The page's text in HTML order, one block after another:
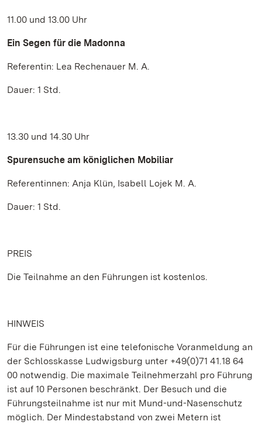
11.00 und 13.00 Uhr
Ein Segen für die Madonna
Referentin: Lea Rechenauer M. A.
Dauer: 1 Std.
13.30 und 14.30 Uhr
Spurensuche am königlichen Mobiliar
Referentinnen: Anja Klün, Isabell Lojek M. A.
Dauer: 1 Std.
PREIS
Die Teilnahme an den Führungen ist kostenlos.
HINWEIS
Für die Führungen ist eine telefonische Voranmeldung an
der Schlosskasse Ludwigsburg unter +49(0)71 41.18 64
00 notwendig. Die maximale Teilnehmerzahl pro Führung
ist auf 10 Personen beschränkt. Der Besuch und die
Führungsteilnahme ist nur mit Mund-und-Nasenschutz
möglich. Der Mindestabstand von zwei Metern ist